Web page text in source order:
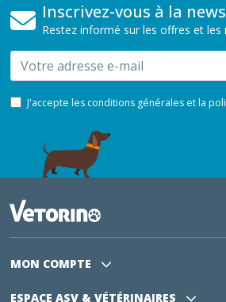
Inscrivez-vous à la
Restez informé sur les offres et
Email
J'accepte les conditions générales et la
MON COMPTE
ESPACE ASV & VÉTÉRINAIRES